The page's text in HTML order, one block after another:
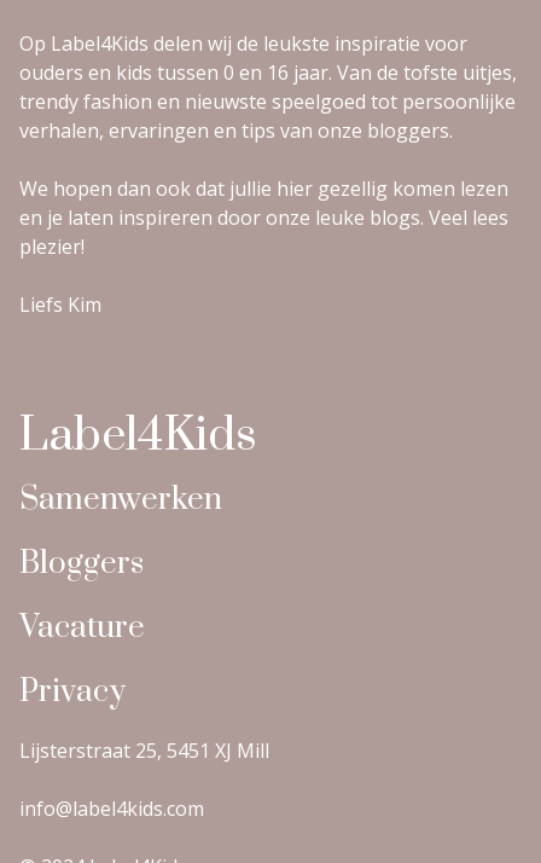
Op Label4Kids delen wij de leukste inspiratie voor
ouders en kids tussen 0 en 16 jaar. Van de tofste uitjes,
trendy fashion en nieuwste speelgoed tot persoonlijke
verhalen, ervaringen en tips van onze bloggers.
We hopen dan ook dat jullie hier gezellig komen lezen
en je laten inspireren door onze leuke blogs. Veel lees
plezier!
Liefs Kim
Label4Kids
Samenwerken
Bloggers
Vacature
Privacy
Lijsterstraat 25, 5451 XJ Mill
info@label4kids.com